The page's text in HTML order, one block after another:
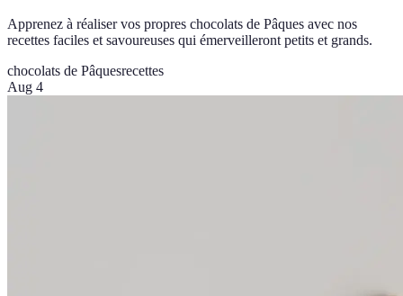
Apprenez à réaliser vos propres chocolats de Pâques avec nos
recettes faciles et savoureuses qui émerveilleront petits et grands.
chocolats de Pâquesrecettes
Aug 4